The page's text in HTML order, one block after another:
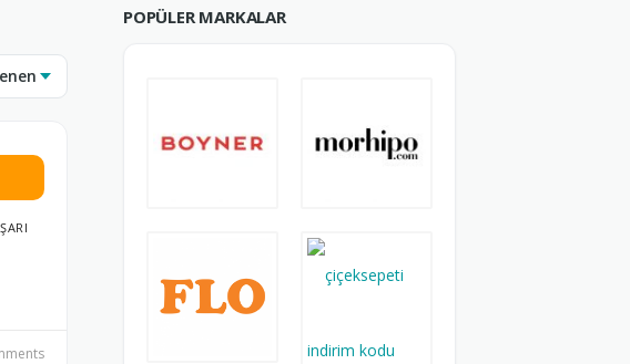
POPÜLER MARKALAR